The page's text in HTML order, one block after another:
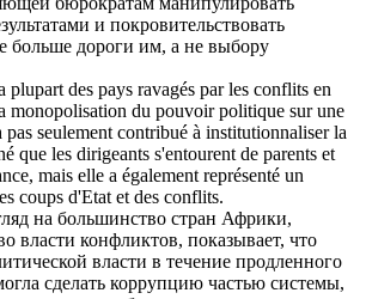
и покровительствовать
больше дороги им, а не выбору
plupart des pays ravagés par les conflits en
monopolisation du pouvoir politique sur une
seulement contribué à institutionnaliser la
que les dirigeants s'entourent de parents et
mais elle a également représenté un
coups d'Etat et des conflits.
на большинство стран Африки,
власти конфликтов, показывает, что
власти в течение продленного
сделать коррупцию частью системы,